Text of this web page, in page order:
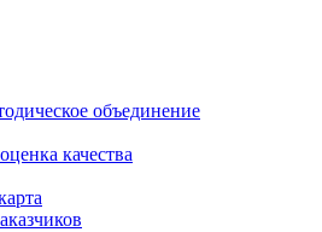
объединение
качества